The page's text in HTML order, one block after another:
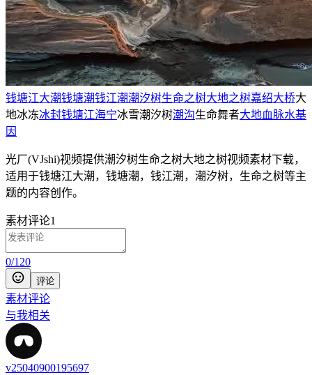
钱塘江大潮钱塘潮钱江潮潮汐树生命之树大地之树嘉绍大桥大
地冰冻冰封钱塘江海宁冰雪潮汐树潮沟生命舞者大地血脉水基
因
光厂(VJshi)视频提供潮汐树生命之树大地之树视频素材下载，
适用于钱塘江大潮，钱塘潮，钱江潮，潮汐树，生命之树等主
题的内容创作。
素材评论1
0/120
评论
素材评论
与我相关
v25040900195697